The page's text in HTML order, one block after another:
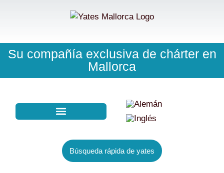
Su compañía exclusiva de chárter en
Mallorca
Búsqueda rápida de yates